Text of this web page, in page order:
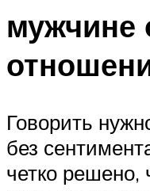
мужчине
Говорить
без
четко решено,